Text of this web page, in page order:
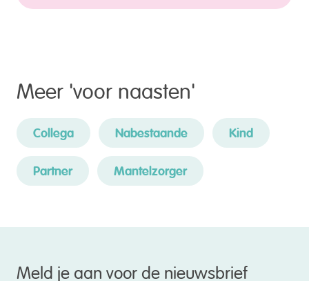
Meer 'voor naasten '
Collega Nabestaande Kind
Partner Mantelzorger
Meld je aan voor de nieuwsbrief